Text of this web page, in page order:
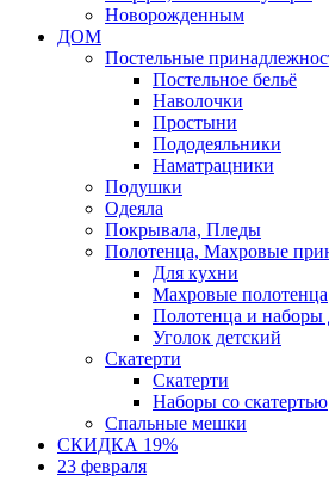
Новорожденным
ДОМ
Постельные
Постельное бельё
Наволочки
Простыни
Пододеяльники
Наматрацники
Подушки
Одеяла
Покрывала, Пледы
Полотенца, Махровые
Для кухни
Махровые полотенца
Полотенца и наборы
Уголок детский
Скатерти
Скатерти
Наборы со скатертью
Спальные мешки
СКИДКА 19%
23 февраля